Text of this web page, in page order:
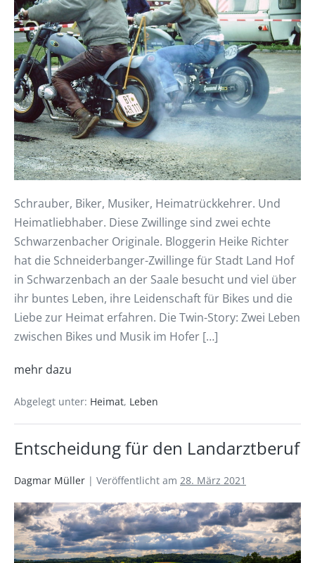
Schrauber, Biker, Musiker, Heimatrückkehrer. Und
Heimatliebhaber. Diese Zwillinge sind zwei echte
Schwarzenbacher Originale. Bloggerin Heike Richter
hat die Schneiderbanger-Zwillinge für Stadt Land Hof
in Schwarzenbach an der Saale besucht und viel über
ihr buntes Leben, ihre Leidenschaft für Bikes und die
Liebe zur Heimat erfahren. Die Twin-Story: Zwei Leben
zwischen Bikes und Musik im Hofer […]
mehr dazu
Abgelegt unter: Heimat, Leben
Entscheidung für den Landarztberuf
Dagmar Müller | Veröffentlicht am 28. März 2021